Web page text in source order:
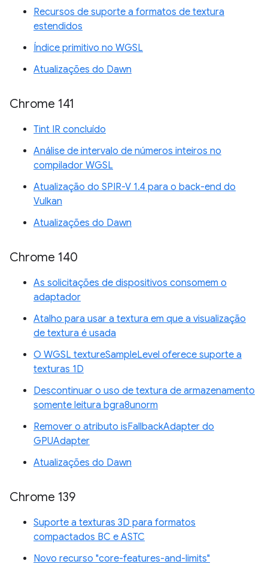
Recursos de suporte a formatos de textura
estendidos
Índice primitivo no WGSL
Atualizações do Dawn
Chrome 141
Tint IR concluído
Análise de intervalo de números inteiros no
compilador WGSL
Atualização do SPIR-V 1.4 para o back-end do
Vulkan
Atualizações do Dawn
Chrome 140
As solicitações de dispositivos consomem o
adaptador
Atalho para usar a textura em que a visualização
de textura é usada
O WGSL textureSampleLevel oferece suporte a
texturas 1D
Descontinuar o uso de textura de armazenamento
somente leitura bgra8unorm
Remover o atributo isFallbackAdapter do
GPUAdapter
Atualizações do Dawn
Chrome 139
Suporte a texturas 3D para formatos
compactados BC e ASTC
Novo recurso "core-features-and-limits"